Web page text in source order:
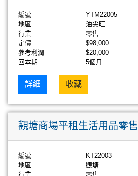
編號
YTM22005
地區
油尖旺
行業
零售
定價
$98,000
參考利潤
$20,000
回本期
5個月
詳細 收藏
觀塘商場平租生活用品零售
編號
KT22003
地區
觀塘